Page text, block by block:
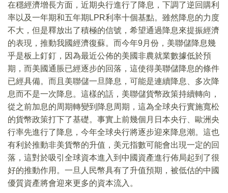
在穩經濟增長方面，近期央行進行了降息，下調了逆回購利
率以及一年期和五年期LPR利率十個基點。雖然降息的力度
不大，但是釋放出了積極的信號，希望通過降息來提振經濟
的表現，推動我國經濟復蘇。而今年9月份，美聯儲降息幾
乎是板上釘釘，因為最近公佈的美國非農就業數據低於預
期，而美國通脹已經逐步的回落，這使得美聯儲降息的條件
已經具備。而且美聯儲一旦降息，可能是連續降息、多次降
息而不是一次降息。這樣的話，美聯儲貨幣政策持續轉向，
從之前加息的周期轉變到降息周期，這為全球央行實施寬松
的貨幣政策打下了基礎。事實上前幾個月日本央行、歐洲央
行率先進行了降息，今年全球央行將逐步迎來降息潮。這也
有利於推動非美貨幣的升值，美元指數可能會出現一定的回
落，這對於吸引全球資本進入到中國資產進行佈局起到了很
好的推動作用。一旦人民幣具有了升值預期，被低估的中國
優質資產將會迎來更多的資本流入。